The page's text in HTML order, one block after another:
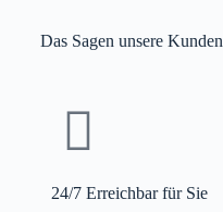
Das Sagen unsere Kunden
24/7 Erreichbar für Sie